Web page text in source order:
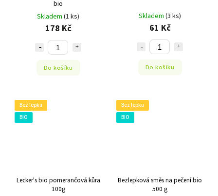
bio
Skladem (1 ks)
178 Kč
Do košíku
Skladem (3 ks)
61 Kč
Do košíku
Bez lepku
BIO
Lecker's bio pomerančová kůra
100g
Bez lepku
BIO
Bezlepková směs na pečení bio
500 g